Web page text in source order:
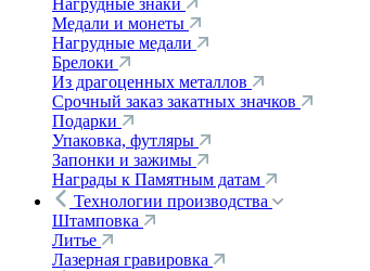
Нагрудные знаки
Медали и монеты
Нагрудные медали
Брелоки
Из драгоценных металлов
Срочный заказ закатных значков
Подарки
Упаковка, футляры
Запонки и зажимы
Награды к Памятным датам
Технологии производства
Штамповка
Литье
Лазерная гравировка